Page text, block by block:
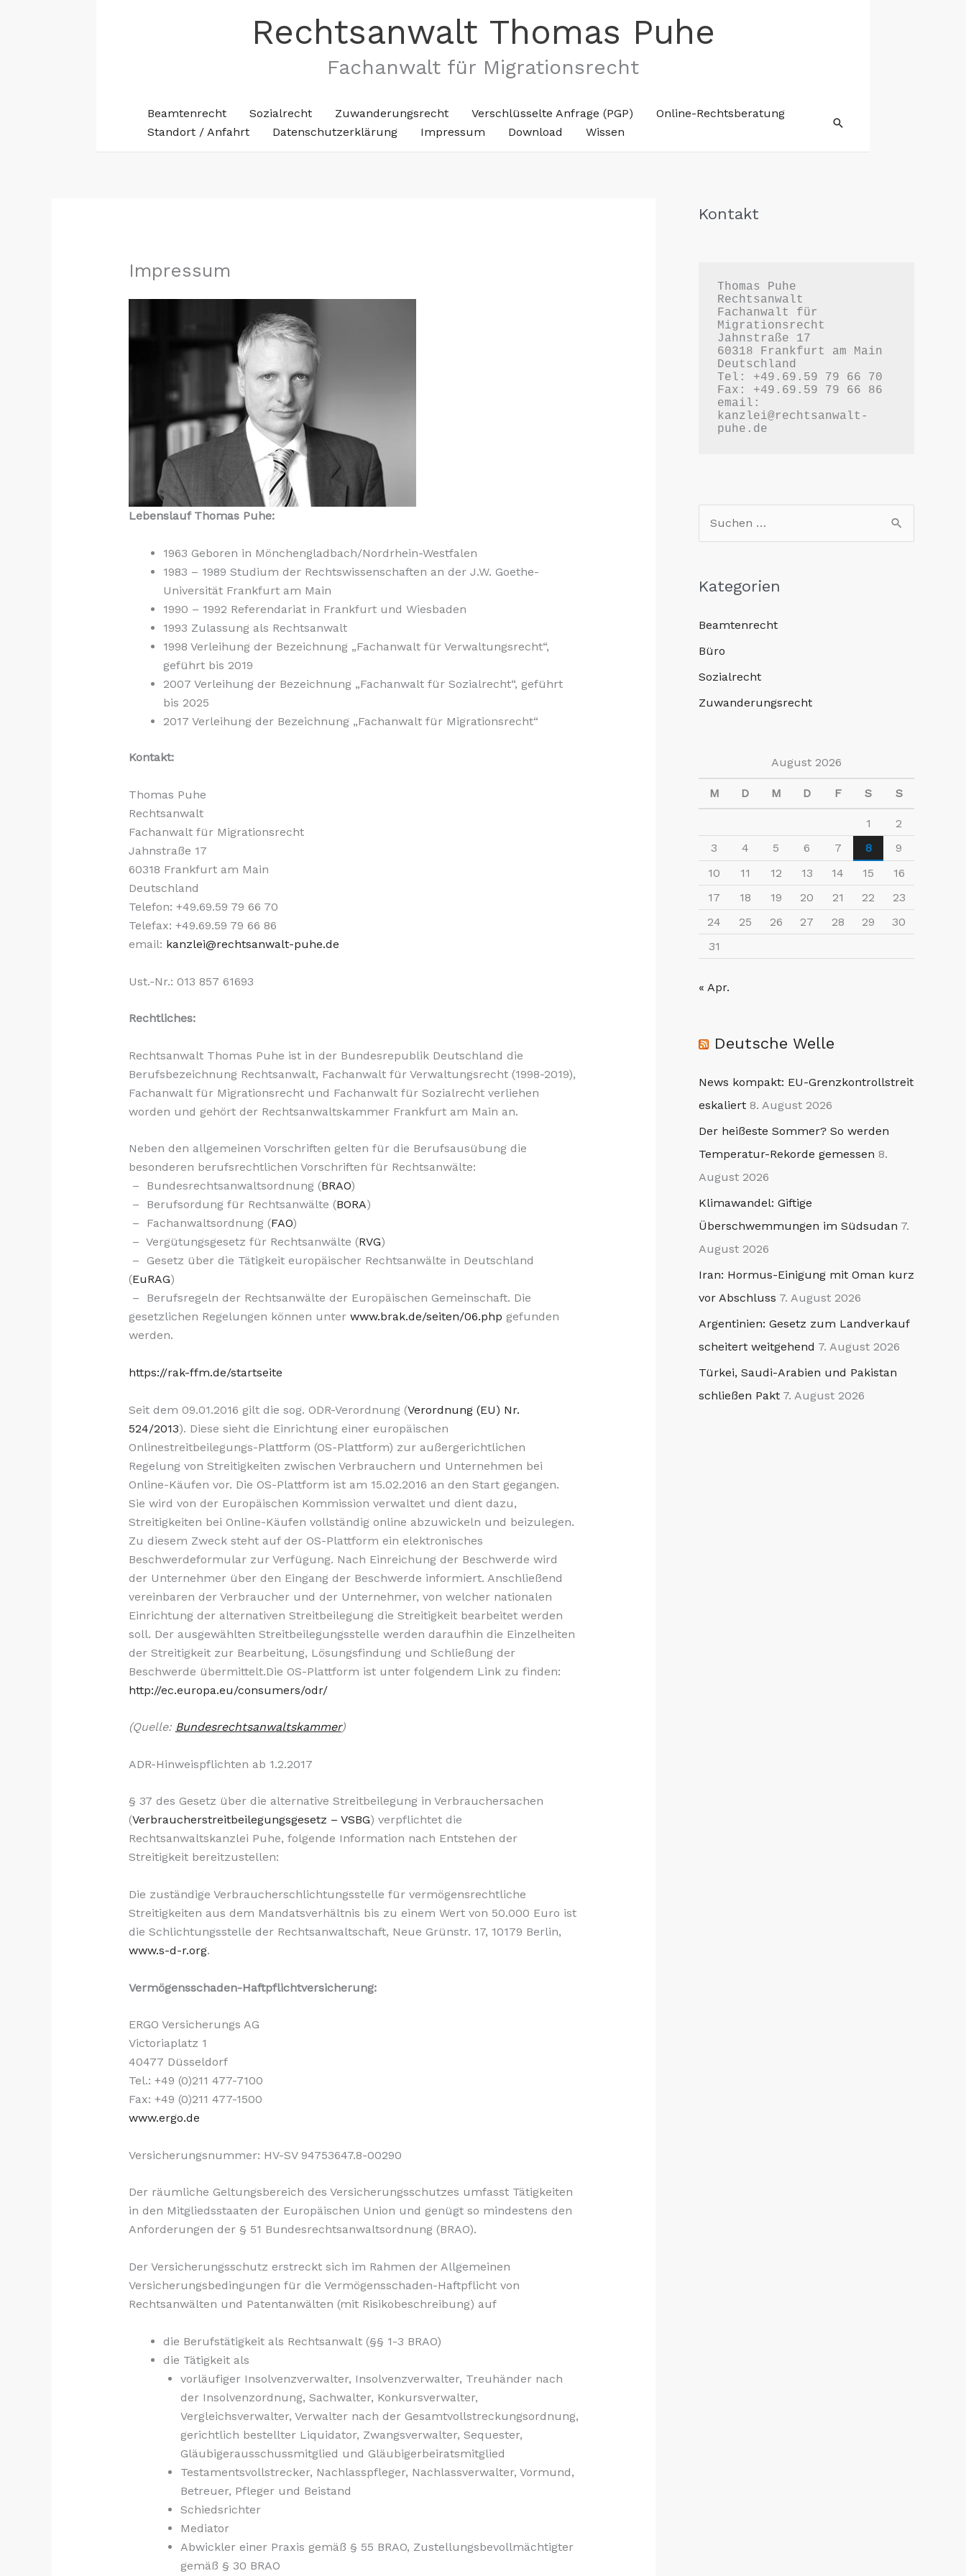
Rechtsanwalt Thomas Puhe
Fachanwalt für Migrationsrecht
Beamtenrecht Sozialrecht Zuwanderungsrecht Verschlüsselte Anfrage (PGP)
Online-Rechtsberatung
Standort / Anfahrt
Datenschutzerklärung Impressum Download Wissen
Suchen
Impressum
Lebenslauf Thomas Puhe:
1963 Geboren in Mönchengladbach/Nordrhein-Westfalen
1983 – 1989 Studium der Rechtswissenschaften an der J.W. Goethe-
Universität Frankfurt am Main
1990 – 1992 Referendariat in Frankfurt und Wiesbaden
1993 Zulassung als Rechtsanwalt
1998 Verleihung der Bezeichnung „Fachanwalt für Verwaltungsrecht“,
geführt bis 2019
2007 Verleihung der Bezeichnung „Fachanwalt für Sozialrecht“, geführt
bis 2025
2017 Verleihung der Bezeichnung „Fachanwalt für Migrationsrecht“
Kontakt:
Thomas Puhe
Rechtsanwalt
Fachanwalt für Migrationsrecht
Jahnstraße 17
60318 Frankfurt am Main
Deutschland
Telefon: +49.69.59 79 66 70
Telefax: +49.69.59 79 66 86
email: kanzlei@rechtsanwalt-puhe.de
Ust.-Nr.: 013 857 61693
Rechtliches:
Rechtsanwalt Thomas Puhe ist in der Bundesrepublik Deutschland die
Berufsbezeichnung Rechtsanwalt, Fachanwalt für Verwaltungsrecht (1998-2019),
Fachanwalt für Migrationsrecht und Fachanwalt für Sozialrecht verliehen
worden und gehört der Rechtsanwaltskammer Frankfurt am Main an.
Neben den allgemeinen Vorschriften gelten für die Berufsausübung die
besonderen berufsrechtlichen Vorschriften für Rechtsanwälte:
– Bundesrechtsanwaltsordnung (BRAO)
– Berufsordung für Rechtsanwälte (BORA)
– Fachanwaltsordnung (FAO)
– Vergütungsgesetz für Rechtsanwälte (RVG)
– Gesetz über die Tätigkeit europäischer Rechtsanwälte in Deutschland
(EuRAG)
– Berufsregeln der Rechtsanwälte der Europäischen Gemeinschaft. Die
gesetzlichen Regelungen können unter www.brak.de/seiten/06.php gefunden
werden.
https://rak-ffm.de/startseite
Seit dem 09.01.2016 gilt die sog. ODR-Verordnung (Verordnung (EU) Nr.
524/2013). Diese sieht die Einrichtung einer europäischen
Onlinestreitbeilegungs-Plattform (OS-Plattform) zur außergerichtlichen
Regelung von Streitigkeiten zwischen Verbrauchern und Unternehmen bei
Online-Käufen vor. Die OS-Plattform ist am 15.02.2016 an den Start gegangen.
Sie wird von der Europäischen Kommission verwaltet und dient dazu,
Streitigkeiten bei Online-Käufen vollständig online abzuwickeln und beizulegen.
Zu diesem Zweck steht auf der OS-Plattform ein elektronisches
Beschwerdeformular zur Verfügung. Nach Einreichung der Beschwerde wird
der Unternehmer über den Eingang der Beschwerde informiert. Anschließend
vereinbaren der Verbraucher und der Unternehmer, von welcher nationalen
Einrichtung der alternativen Streitbeilegung die Streitigkeit bearbeitet werden
soll. Der ausgewählten Streitbeilegungsstelle werden daraufhin die Einzelheiten
der Streitigkeit zur Bearbeitung, Lösungsfindung und Schließung der
Beschwerde übermittelt.Die OS-Plattform ist unter folgendem Link zu finden:
http://ec.europa.eu/consumers/odr/
(Quelle: Bundesrechtsanwaltskammer)
ADR-Hinweispflichten ab 1.2.2017
§ 37 des Gesetz über die alternative Streitbeilegung in Verbrauchersachen
(Verbraucherstreitbeilegungsgesetz – VSBG) verpflichtet die
Rechtsanwaltskanzlei Puhe, folgende Information nach Entstehen der
Streitigkeit bereitzustellen:
Die zuständige Verbraucherschlichtungsstelle für vermögensrechtliche
Streitigkeiten aus dem Mandatsverhältnis bis zu einem Wert von 50.000 Euro ist
die Schlichtungsstelle der Rechtsanwaltschaft, Neue Grünstr. 17, 10179 Berlin,
www.s-d-r.org.
Vermögensschaden-Haftpflichtversicherung:
ERGO Versicherungs AG
Victoriaplatz 1
40477 Düsseldorf
Tel.: +49 (0)211 477-7100
Fax: +49 (0)211 477-1500
www.ergo.de
Versicherungsnummer: HV-SV 94753647.8-00290
Der räumliche Geltungsbereich des Versicherungsschutzes umfasst Tätigkeiten
in den Mitgliedsstaaten der Europäischen Union und genügt so mindestens den
Anforderungen der § 51 Bundesrechtsanwaltsordnung (BRAO).
Der Versicherungsschutz erstreckt sich im Rahmen der Allgemeinen
Versicherungsbedingungen für die Vermögensschaden-Haftpflicht von
Rechtsanwälten und Patentanwälten (mit Risikobeschreibung) auf
die Berufstätigkeit als Rechtsanwalt (§§ 1-3 BRAO)
die Tätigkeit als
vorläufiger Insolvenzverwalter, Insolvenzverwalter, Treuhänder nach
der Insolvenzordnung, Sachwalter, Konkursverwalter,
Vergleichsverwalter, Verwalter nach der Gesamtvollstreckungsordnung,
gerichtlich bestellter Liquidator, Zwangsverwalter, Sequester,
Gläubigerausschussmitglied und Gläubigerbeiratsmitglied
Testamentsvollstrecker, Nachlasspfleger, Nachlassverwalter, Vormund,
Betreuer, Pfleger und Beistand
Schiedsrichter
Mediator
Abwickler einer Praxis gemäß § 55 BRAO, Zustellungsbevollmächtigter
gemäß § 30 BRAO
Kontakt
Thomas Puhe
Rechtsanwalt
Fachanwalt für
Migrationsrecht
Jahnstraße 17
60318 Frankfurt am Main
Deutschland
Tel: +49.69.59 79 66 70
Fax: +49.69.59 79 66 86
email:
kanzlei@rechtsanwalt-
puhe.de
u
h
n
n
a
c
Kategorien
Beamtenrecht
Büro
Sozialrecht
Zuwanderungsrecht
August 2026
M D M D F S S
1
2
3
4 5 6 7 8
9
10
11 12 13 14 15
16
17
18 19 20 21 22
23
24
25 26 27 28 29
30
31
« Apr.
Deutsche Welle
News kompakt: EU-Grenzkontrollstreit
eskaliert 8. August 2026
Der heißeste Sommer? So werden
Temperatur-Rekorde gemessen 8.
August 2026
Klimawandel: Giftige
Überschwemmungen im Südsudan 7.
August 2026
Iran: Hormus-Einigung mit Oman kurz
vor Abschluss 7. August 2026
Argentinien: Gesetz zum Landverkauf
scheitert weitgehend 7. August 2026
Türkei, Saudi-Arabien und Pakistan
schließen Pakt 7. August 2026